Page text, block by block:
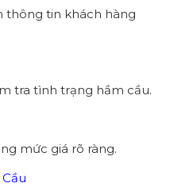
thông tin khách hàng
tra tình trạng hầm cầu.
mức giá rõ ràng.